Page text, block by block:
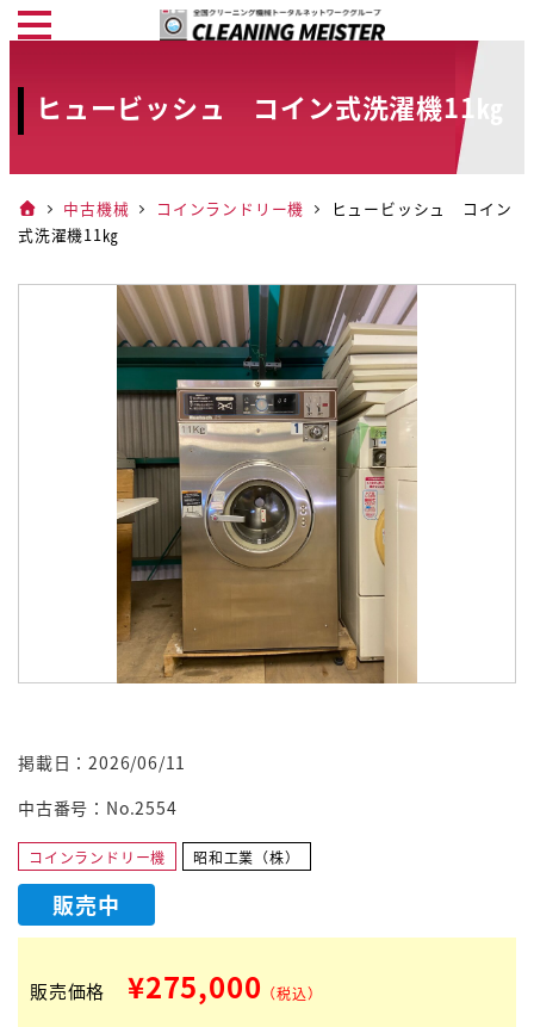
メ
ン
ン
へ
ヒュービッシュ コイン式洗濯機11㎏
中古機械 コインランドリー機
ヒュービッシュ コイン
式洗濯機11㎏
掲載日：2026/06/11
中古番号：No.2554
コインランドリー機 昭和工業（株）
販売中
販売価格 ¥275,000 （税込）